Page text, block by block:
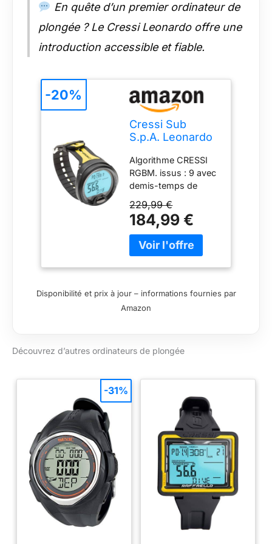
En quête d’un premier ordinateur de
plongée ? Le Cressi Leonardo offre une
introduction accessible et fiable.
Cressi Sub
S.p.A. Leonardo
plongée Mixte,
Jaune/Noir, uni
Algorithme CRESSI
RGBM. issus : 9 avec
demis-temps de
entre 2,5 et 480
minutes
Programme"Dive":
Ordinateur doté des
Nitrox après celle
effectuée à l'air
demis-temps de
entre 2,5 et 480
Programme"Dive":
Ordinateur doté des
données de plongée
Programme"Dive":
Ordinateur doté des
données de plongée
Possibilité d'effectuer
une plongée au
Nitrox après celle
effectuée à l'air
229,99 €
184,99 €
-20%
Disponibilité et prix à jour – informations fournies par
Amazon
Découvrez d’autres ordinateurs de plongée
-31%